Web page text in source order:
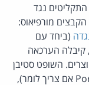
נגד
מורפיאוס:
(ביחד עם
קיבלה הערכאה
השופט סטיבן
ווליסון (יש אחד כזה, והוא לא מ-Porkupine Tree אם צריך לומר),